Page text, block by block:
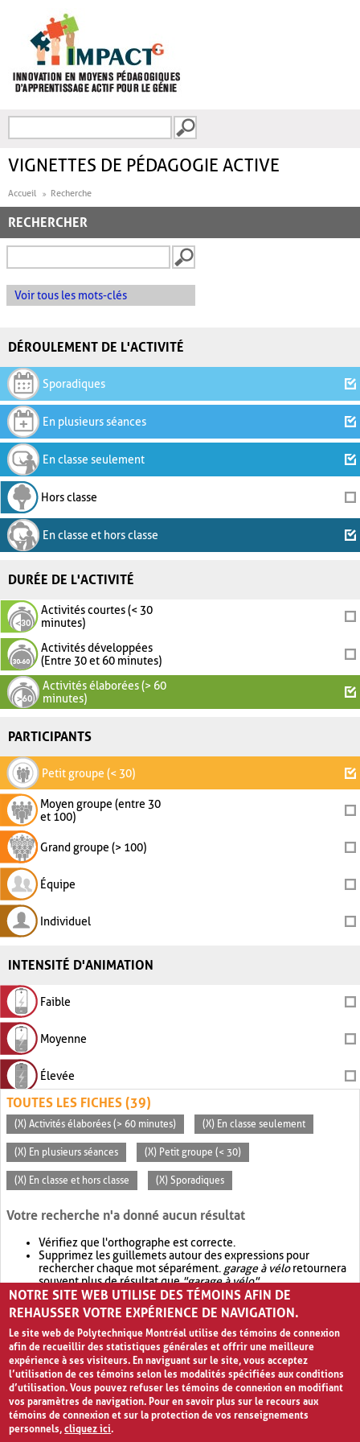
FORMULAIRE DE
VIGNETTES DE PÉDAGOGIE ACTIVE
Accueil Recherche
RECHERCHER
Voir tous les mots-clés
DÉROULEMENT DE L'ACTIVITÉ
Sporadiques
En plusieurs séances
En classe seulement
Hors classe
En classe et hors classe
DURÉE DE L'ACTIVITÉ
Activités courtes (< 30
minutes)
Activités développées
(Entre 30 et 60 minutes)
Activités élaborées (> 60
minutes)
PARTICIPANTS
Petit groupe (< 30)
Moyen groupe (entre 30
et 100)
Grand groupe (> 100)
Équipe
Individuel
INTENSITÉ D'ANIMATION
Faible
Moyenne
Élevée
TOUTES LES FICHES (39)
(X) Activités élaborées (> 60 minutes) (X) En classe seulement
(X) En plusieurs séances (X) Petit groupe (< 30)
(X) En classe et hors classe (X) Sporadiques
Votre recherche n'a donné aucun résultat
Vérifiez que l'orthographe est correcte.
Supprimez les guillemets autour des expressions pour
rechercher chaque mot séparément. garage à véloretournera
souvent plus de résultat que"garage à vélo".
Envisagez d'élargir votre recherche avec OR.garage OR vélo
retournera souvent plus de résultat quegarage à vélo
NOTRE SITE WEB UTILISE DES TÉMOINS AFIN DE
REHAUSSER VOTRE EXPÉRIENCE DE NAVIGATION.
Le site web de Polytechnique Montréal utilise des témoins de connexion
afin de recueillir des statistiques générales et offrir une meilleure
expérience à ses visiteurs. En naviguant sur le site, vous acceptez
l’utilisation de ces témoins selon les modalités spécifiées aux conditions
d’utilisation. Vous pouvez refuser les témoins de connexion en modifiant
vos paramètres de navigation. Pour en savoir plus sur le recours aux
témoins de connexion et sur la protection de vos renseignements
personnels,cliquez ici.